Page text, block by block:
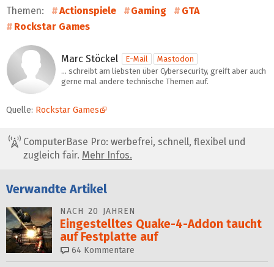
Themen: Actionspiele Gaming
GTA
Rockstar Games
Marc Stöckel E-Mail
Mastodon
... schreibt am liebsten über Cybersecurity, greift aber auch
gerne mal andere technische Themen auf.
Quelle: Rockstar Games
ComputerBase Pro: werbefrei, schnell, flexibel und
zugleich fair. Mehr Infos.
Verwandte Artikel
NACH 20 JAHREN
Eingestelltes Quake-4-Addon taucht
auf Festplatte auf
64 Kommentare